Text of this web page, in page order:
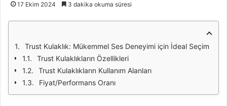
17 Ekim 2024 3 dakika okuma süresi
Trust Kulaklık: Mükemmel Ses Deneyimi için İdeal Seçim
Trust Kulaklıkların Özellikleri
Trust Kulaklıkların Kullanım Alanları
Fiyat/Performans Oranı